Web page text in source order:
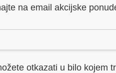
na email akcijske
otkazati u bilo kojem